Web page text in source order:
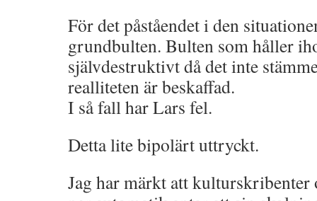
För det påståendet i den
grundbulten. Bulten som håller
självdestruktivt då det inte
realliteten är beskaffad.
I så fall har Lars fel.
Detta lite bipolärt uttryckt.
Jag har märkt att kulturskribenter